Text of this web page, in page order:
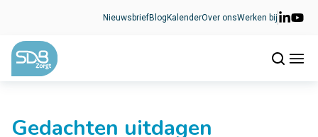
NieuwsbriefBlog KalenderOver onsWerken bij
Gedachten uitdagen